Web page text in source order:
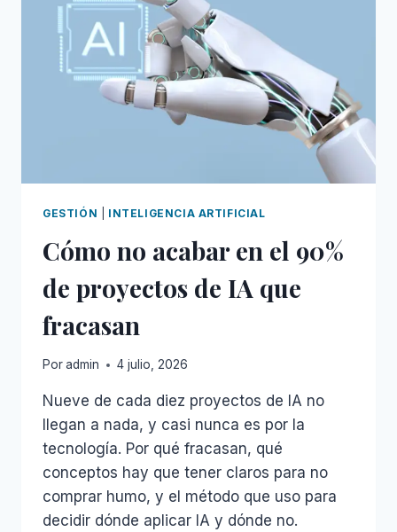
DE
VERDAD
LA
IA
EN
TU
EMPRESA
GESTIÓN INTELIGENCIA ARTIFICIAL
Cómo no acabar en el 90%
de proyectos de IA que
fracasan
Poradmin 4 julio, 2026
Nueve de cada diez proyectos de IA no
llegan a nada, y casi nunca es por la
tecnología. Por qué fracasan, qué
conceptos hay que tener claros para no
comprar humo, y el método que uso para
decidir dónde aplicar IA y dónde no.